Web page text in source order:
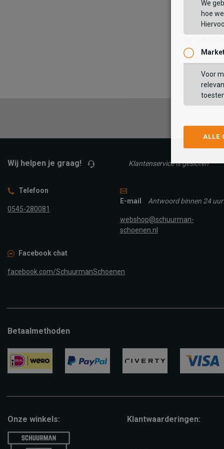
Wil je ook
grappige
20.00 uur
Wij helpen je graag! Klantenservice is gesloten
Telefoon
0545-280081
E-mail Antwoord binnen 24 uur
webshop@schuurman-
schoenen.nl
Facebook chat
facebook.com/SchuurmanSchoenen
Betaalmethoden
Onze winkels: Klantwaarderingen:
We
hoe
Voor
ALLE